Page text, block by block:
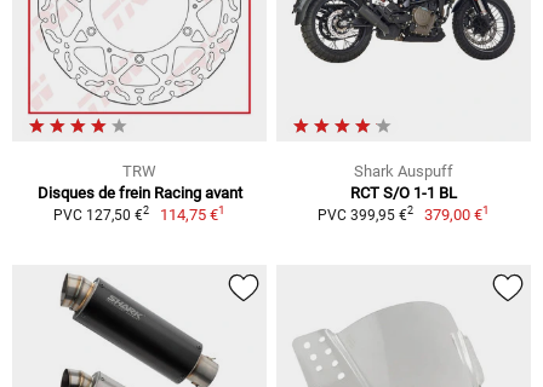
TRW
Disques de frein Racing avant
PVC 127,50 €2 114,75 €1
Shark Auspuff
RCT S/O 1-1 BL
PVC 399,95 €2 379,00 €1